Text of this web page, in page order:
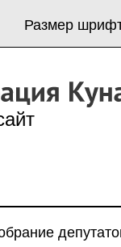
Размер